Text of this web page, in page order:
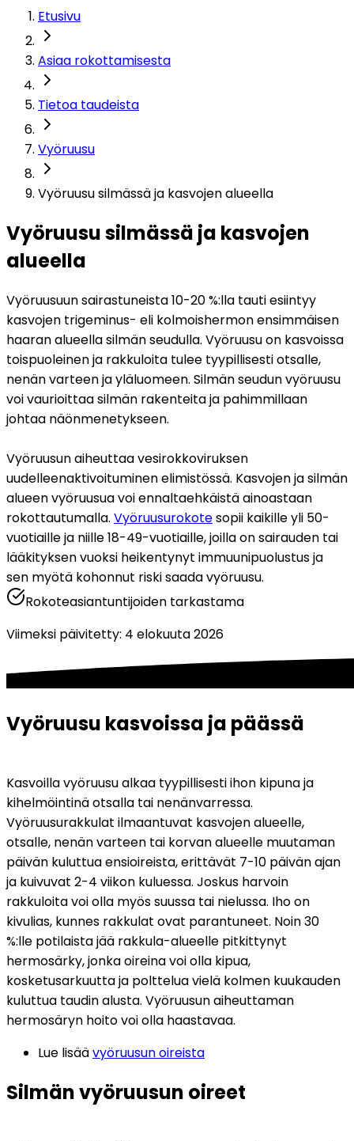
Etusivu
Asiaa rokottamisesta
Tietoa taudeista
Vyöruusu
Vyöruusu silmässä ja kasvojen alueella
Vyöruusu silmässä ja kasvojen
alueella
Vyöruusuun sairastuneista 10-20 %:lla tauti esiintyy
kasvojen trigeminus- eli kolmoishermon ensimmäisen
haaran alueella silmän seudulla. Vyöruusu on kasvoissa
toispuoleinen ja rakkuloita tulee tyypillisesti otsalle,
nenän varteen ja yläluomeen. Silmän seudun vyöruusu
voi vaurioittaa silmän rakenteita ja pahimmillaan
johtaa näönmenetykseen.
Vyöruusun aiheuttaa vesirokkoviruksen
uudelleenaktivoituminen elimistössä. Kasvojen ja silmän
alueen vyöruusua voi ennaltaehkäistä ainoastaan
rokottautumalla. Vyöruusurokote sopii kaikille yli 50-
vuotiaille ja niille 18-49-vuotiaille, joilla on sairauden tai
lääkityksen vuoksi heikentynyt immuunipuolustus ja
sen myötä kohonnut riski saada vyöruusu.
Rokoteasiantuntijoiden tarkastama
Viimeksi päivitetty: 4 elokuuta 2026
Vyöruusu kasvoissa ja päässä
Kasvoilla vyöruusu alkaa tyypillisesti ihon kipuna ja
kihelmöintinä otsalla tai nenänvarressa.
Vyöruusurakkulat ilmaantuvat kasvojen alueelle,
otsalle, nenän varteen tai korvan alueelle muutaman
päivän kuluttua ensioireista, erittävät 7-10 päivän ajan
ja kuivuvat 2-4 viikon kuluessa. Joskus harvoin
rakkuloita voi olla myös suussa tai nielussa. Iho on
kivulias, kunnes rakkulat ovat parantuneet. Noin 30
%:lle potilaista jää rakkula-alueelle pitkittynyt
hermosärky, jonka oireina voi olla kipua,
kosketusarkuutta ja polttelua vielä kolmen kuukauden
kuluttua taudin alusta. Vyöruusun aiheuttaman
hermosäryn hoito voi olla haastavaa.
Lue lisää vyöruusun oireista
Silmän vyöruusun oireet